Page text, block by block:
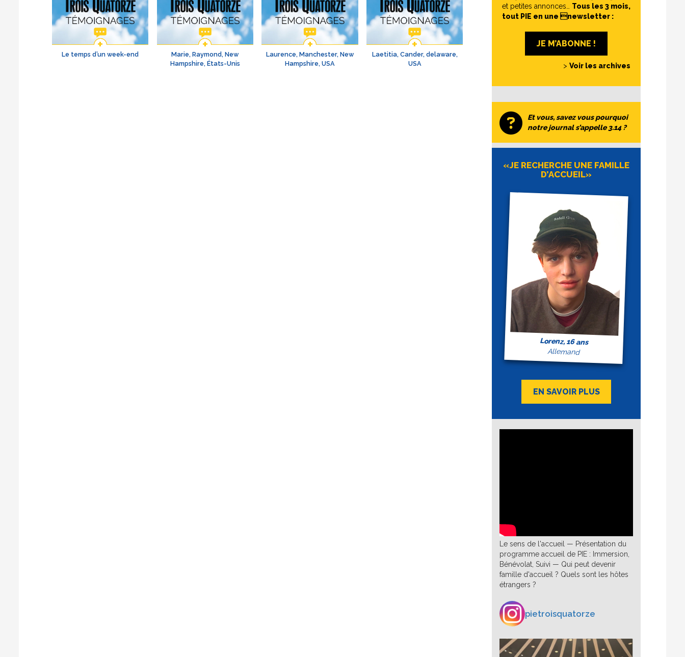
Le temps d’un week-end
Marie, Raymond, New
Hampshire, États-Unis
Laurence, Manchester, New
Hampshire, USA
Laetitia, Cander, delaware,
USA
et petites annonces… Tous les 3 mois,
tout PIE en une newsletter :
JE M’ABONNE !
> Voir les archives
Et vous, savez vous pourquoi
notre journal s’appelle 3.14 ?
«JE RECHERCHE UNE FAMILLE
D’ACCUEIL»
Lorenz, 16 ans
Allemand
EN SAVOIR PLUS
Le sens de l'accueil — Présentation du
programme accueil de PIE : Immersion,
Bénévolat, Suivi — Qui peut devenir
famille d'accueil ? Quels sont les hôtes
étrangers ?
pietroisquatorze